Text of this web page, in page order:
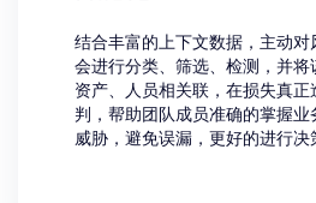
结合丰富的上下文数据，主动对
会进行分类、筛选、检测，并将
资产、人员相关联，在损失真正
判，帮助团队成员准确的掌握业
威胁，避免误漏，更好的进行决